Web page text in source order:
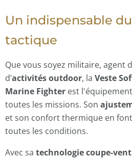
Un indispensable
tactique
Que vous soyez militaire, agent
d’activités outdoor, la Veste
Marine Fighter est
toutes les missions. Son
et son confort thermique en
toutes les conditions.
Avec sa technologie coupe-vent